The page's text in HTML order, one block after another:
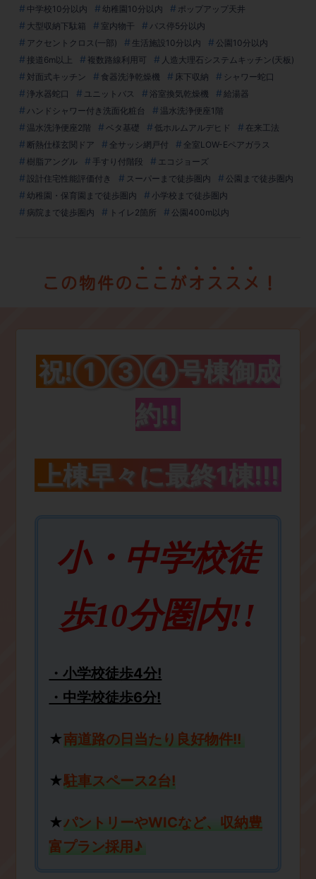
中学校10分以内
幼稚園10分以内
ポップアップ天井
大型収納下駄箱
室内物干
バス停5分以内
アクセントクロス(一部)
生活施設10分以内
公園10分以内
接道6m以上
複数路線利用可
人造大理石システムキッチン(天板)
対面式キッチン
食器洗浄乾燥機 床下収納
シャワー蛇口
浄水器蛇口
ユニットバス 浴室換気乾燥機
給湯器
ハンドシャワー付き洗面化粧台
温水洗浄便座1階
温水洗浄便座2階
ベタ基礎 低ホルムアルデヒド
在来工法
断熱仕様玄関ドア
全サッシ網戸付
全室LOW-Eペアガラス
樹脂アングル
手すり付階段
エコジョーズ
設計住宅性能評価付き
スーパーまで徒歩圏内
公園まで徒歩圏内
幼稚園・保育園まで徒歩圏内
小学校まで徒歩圏内
病院まで徒歩圏内
トイレ2箇所 公園400m以内
祝!①③④号棟御成
約!!
上棟早々に最終1棟!!!
小・中学校徒
歩10分圏内!!
・小学校徒歩4分!
・中学校徒歩6分!
★南道路の日当たり良好物件!!
★駐車スペース2台!
★パントリーやWICなど、収納豊
富プラン採用♪